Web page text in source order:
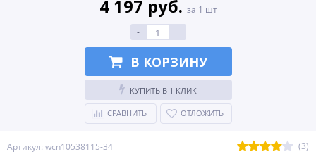
Артикул: wcn10538115-34 (3)
4 197 руб. за 1 шт
-
+
В КОРЗИНУ
КУПИТЬ В 1 КЛИК
СРАВНИТЬ ОТЛОЖИТЬ